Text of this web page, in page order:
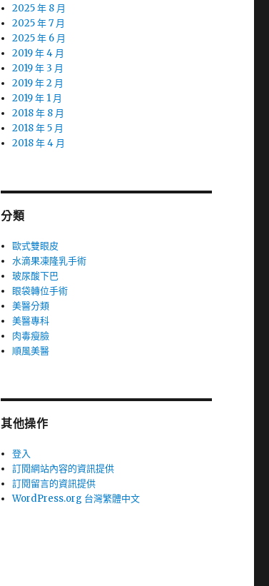
2025 年 8 月
2025 年 7 月
2025 年 6 月
2019 年 4 月
2019 年 3 月
2019 年 2 月
2019 年 1 月
2018 年 8 月
2018 年 5 月
2018 年 4 月
分類
歐式雙眼皮
水滴果凍隆乳手術
玻尿酸下巴
眼袋轉位手術
美醫分類
美醫專科
肉毒瘦臉
順風美醫
其他操作
登入
訂閱網站內容的資訊提供
訂閱留言的資訊提供
WordPress.org 台灣繁體中文